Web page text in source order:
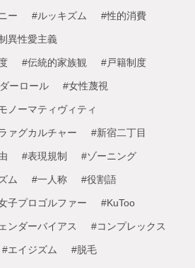
ー #ルッキズム #性的消費
異性愛主義
#伝統的家族観 #戸籍制度
ーロール #女性蔑視
ノーマティヴィティ
ァグカルチャー #新宿二丁目
#表現規制 #ゾーニング
ム #一人称 #役割語
子プロゴルファー #KuToo
ンダーバイアス #コンプレックス
#エイジズム #脱毛